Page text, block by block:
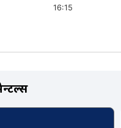
16:15